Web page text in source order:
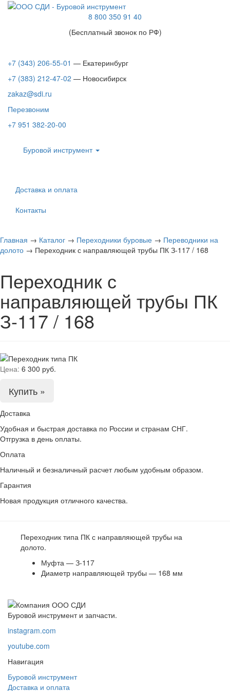
8 800 350 91 40
(Бесплатный звонок по РФ)
+7 (343) 206-55-01 — Екатеринбург
+7 (383) 212-47-02 — Новосибирск
zakaz@sdi.ru
Перезвоним
+7 951 382-20-00
Буровой инструмент
Доставка и оплата
Контакты
Главная → Каталог → Переходники буровые → Переводники на
долото → Переходник с направляющей трубы ПК З-117 / 168
Переходник с
направляющей трубы ПК
З-117 / 168
Цена: 6 300 руб.
Купить »
Доставка
Удобная и быстрая доставка по России и странам СНГ.
Отгрузка в день оплаты.
Оплата
Наличный и безналичный расчет любым удобным образом.
Гарантия
Новая продукция отличного качества.
Переходник типа ПК с направляющей трубы на
долото.
Муфта — З-117
Диаметр направляющей трубы — 168 мм
Буровой инструмент и запчасти.
instagram.com
youtube.com
Навигация
Буровой инструмент
Доставка и оплата